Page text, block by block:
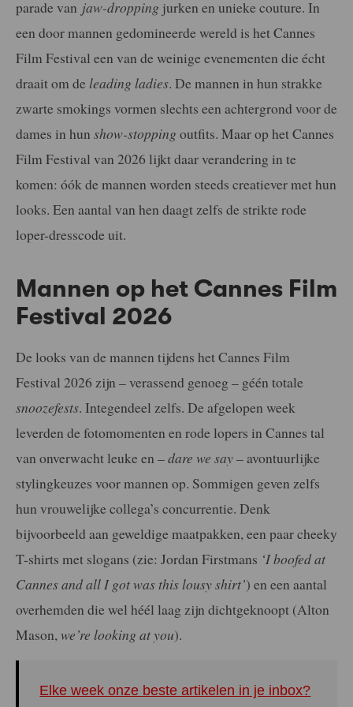
parade van jaw-dropping jurken en unieke couture. In
een door mannen gedomineerde wereld is het Cannes
Film Festival een van de weinige evenementen die écht
draait om de leading ladies. De mannen in hun strakke
zwarte smokings vormen slechts een achtergrond voor de
dames in hun show-stopping outfits. Maar op het Cannes
Film Festival van 2026 lijkt daar verandering in te
komen: óók de mannen worden steeds creatiever met hun
looks. Een aantal van hen daagt zelfs de strikte rode
loper-dresscode uit.
Mannen op het Cannes Film
Festival 2026
De looks van de mannen tijdens het Cannes Film
Festival 2026 zijn – verassend genoeg – géén totale
snoozefests. Integendeel zelfs. De afgelopen week
leverden de fotomomenten en rode lopers in Cannes tal
van onverwacht leuke en –dare we say– avontuurlijke
stylingkeuzes voor mannen op. Sommigen geven zelfs
hun vrouwelijke collega’s concurrentie. Denk
bijvoorbeeld aan geweldige maatpakken, een paar cheeky
T-shirts met slogans (zie: Jordan Firstmans ‘I boofed at
Cannes and all I got was this lousy shirt’) en een aantal
overhemden die wel héél laag zijn dichtgeknoopt (Alton
Mason, we’re looking at you).
Elke week onze beste artikelen in je inbox?